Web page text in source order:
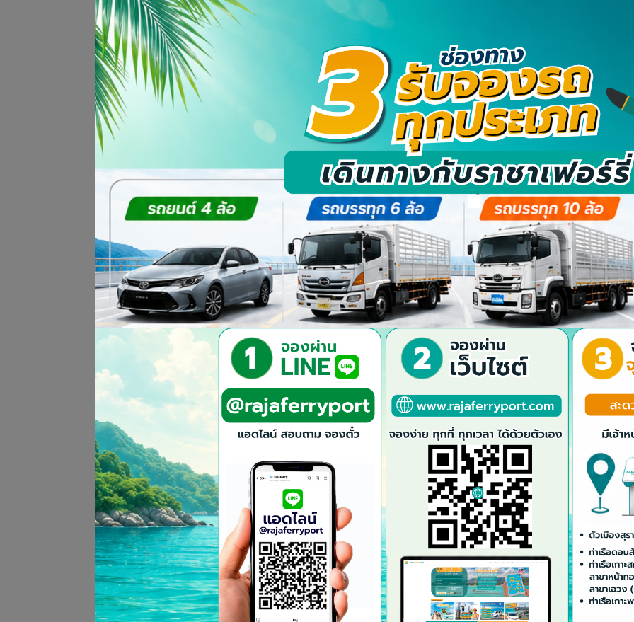
ราชาเฟอร์รี่ จัดประชุมสามัญผู้ถือหุ้นประจำปี 2566 ย้ำแผนรุกธุรกิจ
April 26, 2023
ศาตราจารย์พิเศษธงทอง จันทรางศุ ประธานกรรมการบริษัท และ น
ราชาเฟอร์รี่ จำกัด (มหาชน) หรือ “RP” จัดการประชุมสามัญผู้ถือหุ้
การอนุมัติงบแสดงฐานะการเงิน งบกำไรขาดทุนสำหรับปี 2565 กา
(Gen...
รายงานการประชุมสามัญผู้ถือหุ้นประจำปี 2564
May 10, 2021
<<<<<<<<<<<<<<<<<<<download เอกสาร
RP จัดประชุมผู้ถือหุ้นประจำปี 64 สร้างความเชื่อมั่นต่อผู้ถือหุ้น
April 29, 2021
RP จัดประชุมผู้ถือหุ้นประจำปี 64 สร้างความเชื่อมั่นต่อผู้ถือหุ้น ผู้ถือ
กรรมการ บริษัท ท่าเรือราชาเฟอร์รี่ จำกัด (มหาชน) หรือ RP นายอภิ
กรรมการสายงานแผนงานบัญชีและการเงิน (ซ้าย) พร้อมด้วยคณะ
แจ้งเปลี่ยนสถานที่ประชุม และกำหนดมาตรการและแนวทางปฏิบัติต
<<downloadเอกสาร แจ้งเปลี่ยนสถานที่ประชุม และกำหนดมาตรก
2564>>
หนังสือเชิญประชุมสามัญผู้ถือหุ้นประจำปี 2564
April 9, 2021